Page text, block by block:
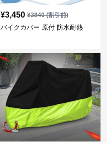
¥3,450 ¥3840(割引前)
バイクカバー 原付 防水耐熱